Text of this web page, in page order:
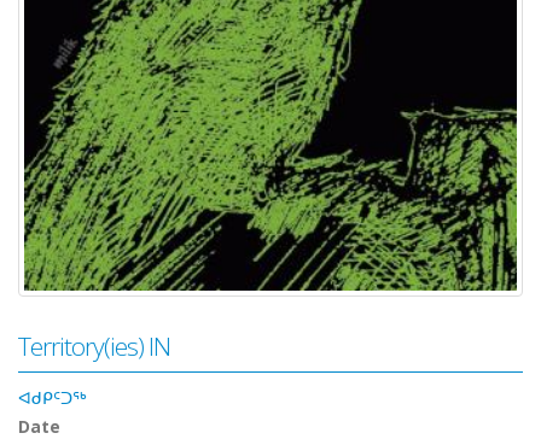
Territory(ies) IN
ᐊᑯᑭᑦᑐᖅ
Date